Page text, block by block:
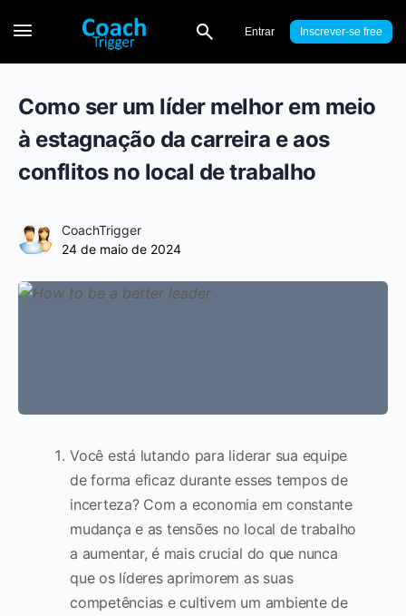
Entrar Inscrever-se
Como ser um líder melhor em meio
à estagnação da carreira e aos
conflitos no local de trabalho
CoachTrigger
24 de maio de 2024
Você está lutando para liderar sua equipe
de forma eficaz durante esses tempos de
incerteza? Com a economia em constante
mudança e as tensões no local de trabalho
a aumentar, é mais crucial do que nunca
que os líderes aprimorem as suas
competências e cultivem um ambiente de